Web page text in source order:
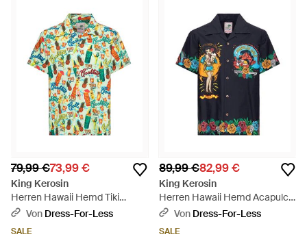
79,99 €73,99 €
King Kerosin
Herren Hawaii Hemd Tiki
Cocktails - Grün
Von Dress-For-Less
SALE
89,99 €82,99 €
King Kerosin
Herren Hawaii Hemd Acapulco
- Blau
Von Dress-For-Less
SALE